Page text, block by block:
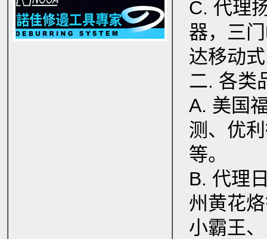
C. 代理
器，三
达移动
二. 各类
A. 美国
测、优
等。
B. 代理
州黄花
小霸王